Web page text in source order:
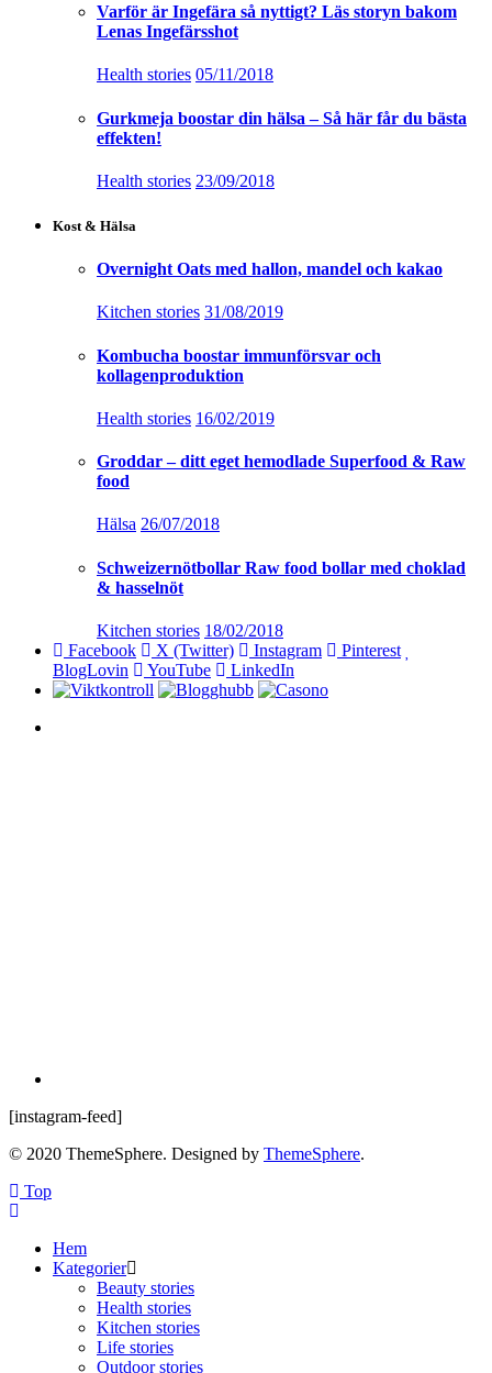
Varför är Ingefära så nyttigt? Läs storyn bakom
Lenas Ingefärsshot
Health stories 05/11/2018
Gurkmeja boostar din hälsa – Så här får du bästa
effekten!
Health stories 23/09/2018
Kost & Hälsa
Overnight Oats med hallon, mandel och kakao
Kitchen stories 31/08/2019
Kombucha boostar immunförsvar och
kollagenproduktion
Health stories 16/02/2019
Groddar – ditt eget hemodlade Superfood & Raw
food
Hälsa 26/07/2018
Schweizernötbollar Raw food bollar med choklad
& hasselnöt
Kitchen stories 18/02/2018
Facebook
X (Twitter) Instagram
Pinterest
BlogLovin
YouTube LinkedIn
[instagram-feed]
© 2020 ThemeSphere. Designed by ThemeSphere.
Top
Hem
Kategorier
Beauty stories
Health stories
Kitchen stories
Life stories
Outdoor stories